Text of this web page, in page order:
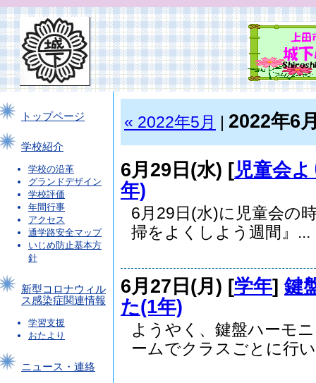
トップページ
学校紹介
学校の沿革
グランドデザイン
学校評価
年間行事
アクセス
通学路安全マップ
いじめ防止基本方
針
新型コロナウィル
ス感染症関連情報
学習支援
おたより
ニュース・連絡
« 2022年5月 2022年6
6月29日(水) [児童会
年)
6月29日(水)に児童会の
掃をよくしよう週間』...
6月27日(月) [学年] 鍵
た(1年)
ようやく、鍵盤ハーモ
ームでクラスごとに行